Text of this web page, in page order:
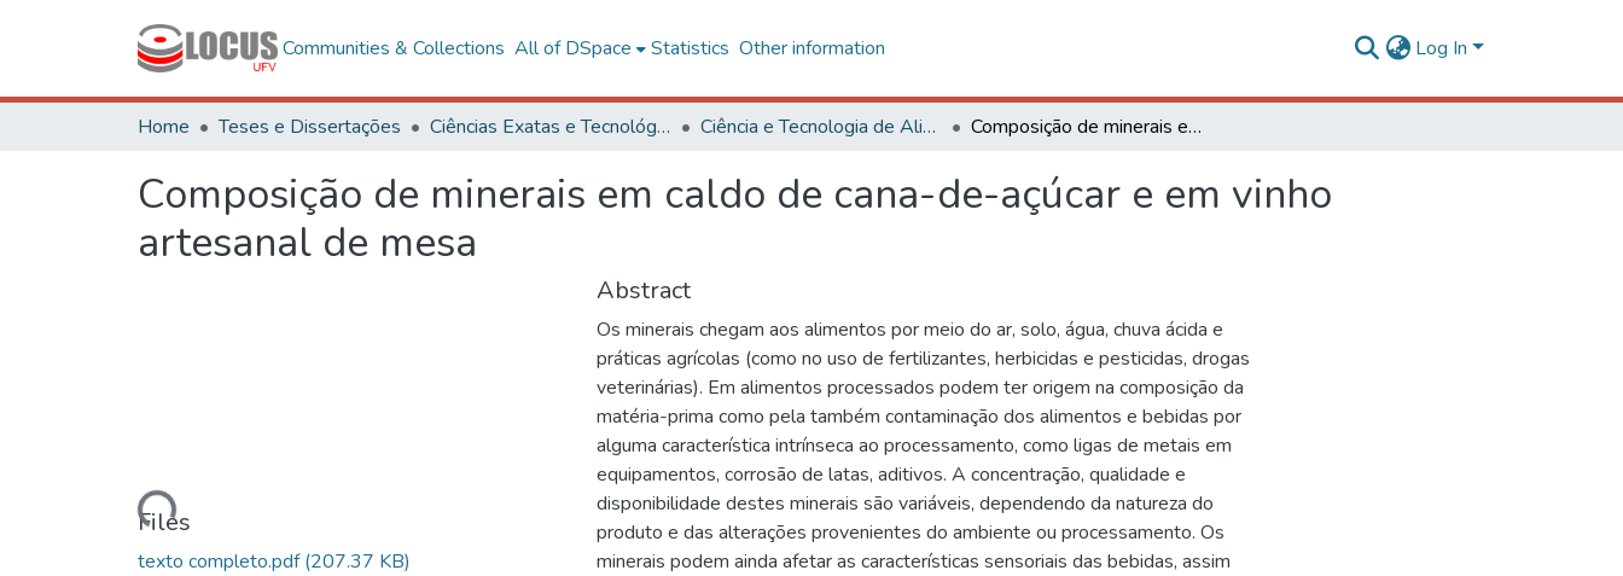
Communities & Collections All of DSpace Statistics Other information Log In
Home Teses e Dissertações Ciências Exatas e Tecnológicas Ciência e Tecnologia de Alimentos Composição de minerais em caldo de cana-de-açúcar e em vinho artesanal de mesa
Composição de minerais em caldo de cana-de-açúcar e em vinho
artesanal de mesa
Loading...
Files
texto completo.pdf(207.37 KB)
Abstract
Os minerais chegam aos alimentos por meio do ar, solo, água, chuva ácida e
práticas agrícolas (como no uso de fertilizantes, herbicidas e pesticidas, drogas
veterinárias). Em alimentos processados podem ter origem na composição da
matéria-prima como pela também contaminação dos alimentos e bebidas por
alguma característica intrínseca ao processamento, como ligas de metais em
equipamentos, corrosão de latas, aditivos. A concentração, qualidade e
disponibilidade destes minerais são variáveis, dependendo da natureza do
produto e das alterações provenientes do ambiente ou processamento. Os
minerais podem ainda afetar as características sensoriais das bebidas, assim